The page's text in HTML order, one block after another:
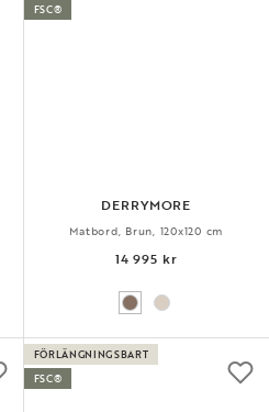
DERRYMORE
Matbord, Brun, 120x120 cm
14 995 kr
FSC®
FÖRLÄNGNINGSBART
FSC®